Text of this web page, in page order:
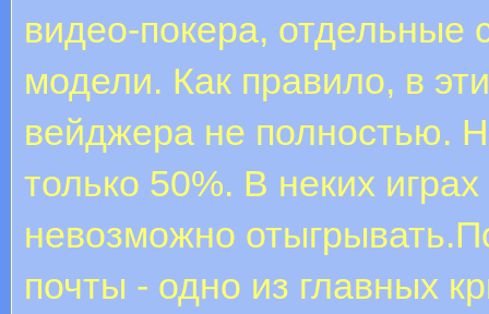
видео-покера, отдельные
модели. Как правило, в
вейджера не полностью.
только 50%. В неких
невозможно
почты - одно из главных